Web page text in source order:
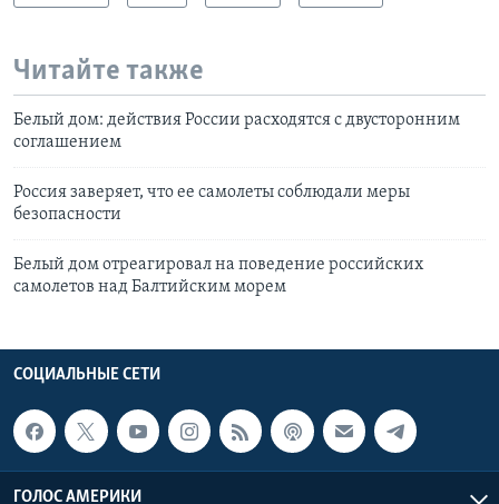
Читайте также
Белый дом: действия России расходятся с двусторонним
соглашением
Россия заверяет, что ее самолеты соблюдали меры
безопасности
Белый дом отреагировал на поведение российских
самолетов над Балтийским морем
СОЦИАЛЬНЫЕ СЕТИ
ГОЛОС АМЕРИКИ